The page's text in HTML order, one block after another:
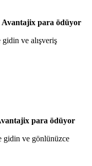
Avantajix para ödüyor
ve alışveriş
para ödüyor
gidin ve gönlünüzce